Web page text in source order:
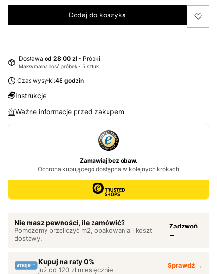
Dodaj do koszyka
Dostawa od 28,00 zł- Próbki
Maksymalna ilość próbek - 5 sztuk.
Czas wysyłki:48 godzin
Instrukcje
Ważne informacje przed zakupem
Nie masz pewności, ile zamówić?
Pomożemy przeliczyć m2, opakowania i koszt
dostawy.
Zadzwoń
→
Kupuj na raty 0%
już od 120 zł miesięcznie
Sprawdź →